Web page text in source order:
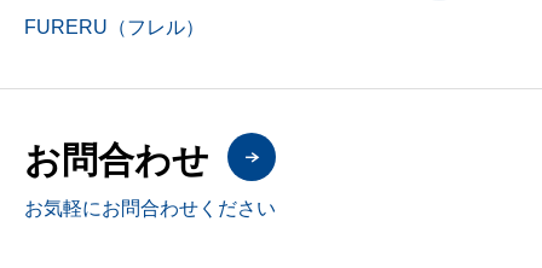
FURERU（フレル）
お問合わせ
お気軽にお問合わせください